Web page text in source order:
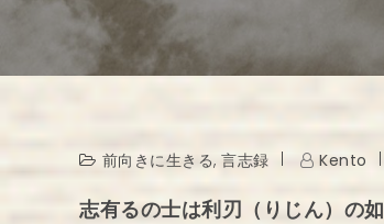
前向きに生きる, 言志録 Kento
志有るの士は利刃（りじん）の